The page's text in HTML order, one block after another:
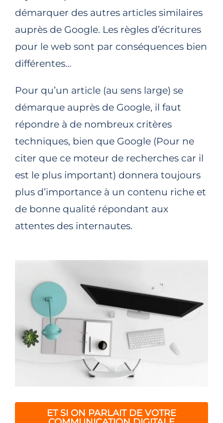
démarquer des autres articles similaires
auprès de Google. Les règles d’écritures
pour le web sont par conséquences bien
différentes…
Pour qu’un article (au sens large) se
démarque auprès de Google, il faut
répondre à de nombreux critères
techniques, bien que Google (Pour ne
citer que ce moteur de recherches car il
est le plus important) donnera toujours
plus d’importance à un contenu riche et
de bonne qualité répondant aux
attentes des internautes.
ET SI ON PARLAIT DE VOTRE